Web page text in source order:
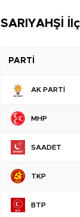
SARIYAHŞİ
PARTİ
AK PARTİ
MHP
SAADET
TKP
BTP